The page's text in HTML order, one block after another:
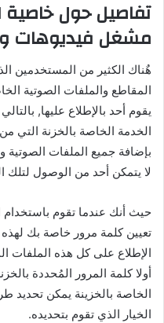
مشغل فيديوهات
هٌناك الكثير من المستخدمين
المقاطع والملفات الصوتية
يقوم أحد بالإطلاع عليها,
الخدمة الخاصة بالخزنة التي
بإضافة جميع الملفات الصوتية
لا يتمكن أحد من الوصول لتلك
حيث أنك عندما تقوم باستخدام
تعيين كلمة مرور خاصة بك
الإطلاع على كل هذه الملفات
أولا كلمة المرور المُحددة
الخاصة بالخزينة يمكن تحديد
الخيار الذي تقوم بتحديده.